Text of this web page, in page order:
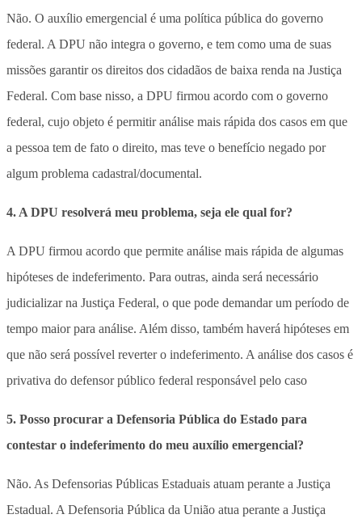
Não. O auxílio emergencial é uma política pública do governo
federal. A DPU não integra o governo, e tem como uma de suas
missões garantir os direitos dos cidadãos de baixa renda na Justiça
Federal. Com base nisso, a DPU firmou acordo com o governo
federal, cujo objeto é permitir análise mais rápida dos casos em que
a pessoa tem de fato o direito, mas teve o benefício negado por
algum problema cadastral/documental.
4. A DPU resolverá meu problema, seja ele qual for?
A DPU firmou acordo que permite análise mais rápida de algumas
hipóteses de indeferimento. Para outras, ainda será necessário
judicializar na Justiça Federal, o que pode demandar um período de
tempo maior para análise. Além disso, também haverá hipóteses em
que não será possível reverter o indeferimento. A análise dos casos é
privativa do defensor público federal responsável pelo caso
5. Posso procurar a Defensoria Pública do Estado para
contestar o indeferimento do meu auxílio emergencial?
Não. As Defensorias Públicas Estaduais atuam perante a Justiça
Estadual. A Defensoria Pública da União atua perante a Justiça